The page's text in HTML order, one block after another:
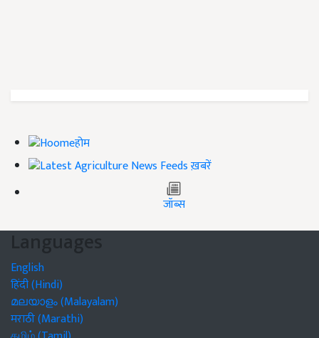
होम
ख़बरें
जॉब्स
Languages
English
हिंदी (Hindi)
മലയാളം (Malayalam)
मराठी (Marathi)